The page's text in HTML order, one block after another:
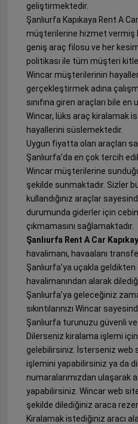
geliştirmektedir.
Şanlıurfa Kapıkaya Rent A
müşterilerine hizmet vermiş
geniş araç filosu ve her
politikası ile tüm müşteri
Wincar müşterilerinin
gerçekleştirmek adına
sınıfına giren araçları bile
Wincar, lüks araç kiralamak
hayallerini süslemektedir.
Uygun fiyatta olan araçları
Şanlıurfa’da en çok tercih
Wincar müşterilerine
şekilde sunmaktadır. Sizler
kullandığınız araçlar
durumunda giderler için
çıkmamasını sağlamaktadır.
Şanlıurfa Rent A Car
havalimanı, havaalanı
Şanlıurfa’ya uçakla
havalimanından alarak
Şanlıurfa’ya geleceğiniz
sıkıntılarınızı Wincar
Şanlıurfa turunuzu güvenli
Dilerseniz kiralama işlemi
gelebilirsiniz. İsterseniz web
işlemini yapabilirsiniz ya da
numaralarımızdan ulaşarak
yapabilirsiniz. Wincar web
şekilde dilediğiniz araca
Kiralamak istediğiniz aracı